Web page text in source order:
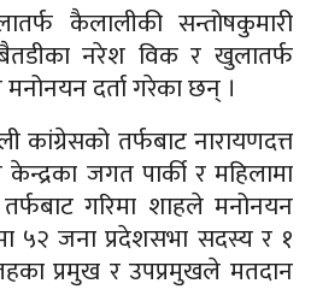
कैलालीकी सन्तोषकुमारी
बैतडीका नरेश विक र खुलातर्फ
मनोनयन दर्ता गरेका छन् ।
कांग्रेसको तर्फबाट नारायणदत्त
जगत पार्की र महिलामा
गरिमा शाहले मनोनयन
५२ जना प्रदेशसभा सदस्य र १
प्रमुख र उपप्रमुखले मतदान